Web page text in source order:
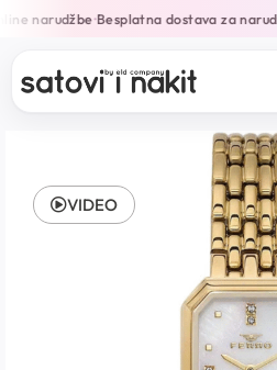
narudžbe•Besplatna dostava za
VIDEO